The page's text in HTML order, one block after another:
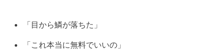
「目から鱗が落ちた」
「これ本当に無料でいいの」